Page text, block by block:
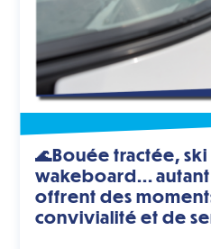
🌊Bouée tractée,
wakeboard...
offrent des
convivialité et de